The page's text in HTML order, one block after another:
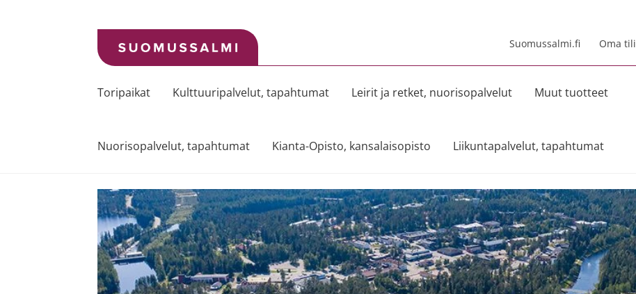
navigointiin
sisältöön
Suomussalmi.fi Oma tili
Toripaikat Kulttuuripalvelut, tapahtumat Leirit ja retket, nuorisopalvelut Muut tuotteet
Nuorisopalvelut, tapahtumat Kianta-Opisto, kansalaisopisto Liikuntapalvelut, tapahtumat